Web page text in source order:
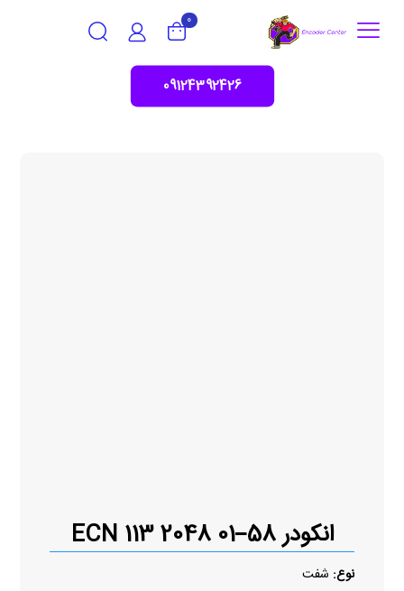
0
09124392426
انکودر ECN 113 2048 01–58
نوع: شفت